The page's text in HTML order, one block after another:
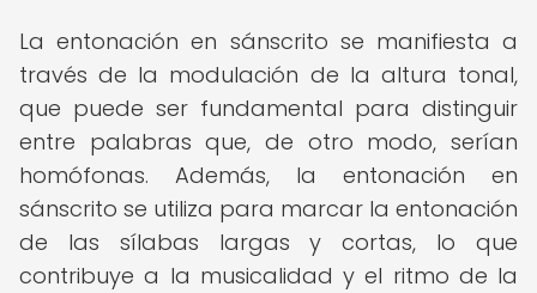
La entonación en sánscrito se manifiesta a
través de la modulación de la altura tonal,
que puede ser fundamental para distinguir
entre palabras que, de otro modo, serían
homófonas. Además, la entonación en
sánscrito se utiliza para marcar la entonación
de las sílabas largas y cortas, lo que
contribuye a la musicalidad y el ritmo de la